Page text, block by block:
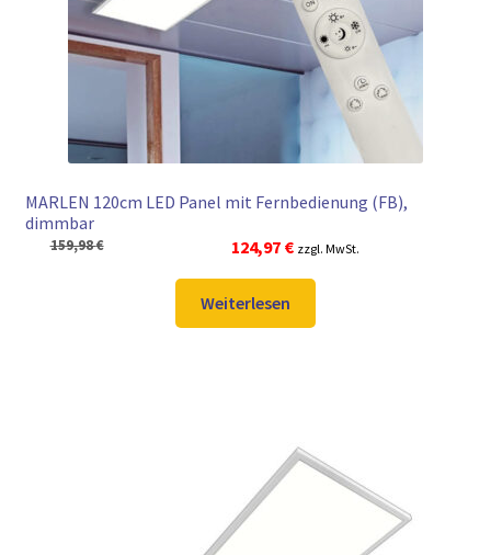
► ZAHLARTEN
► VERSANDARTEN
MARLEN 120cm LED Panel mit Fernbedienung (FB),
dimmbar
159,98€
Ursprünglicher
Preis
war:
159,98 €
124,97 €Aktueller
Preis
124,97 €.
zzgl. MwSt.
Weiterlesen